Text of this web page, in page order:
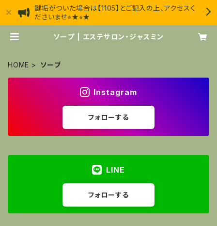
鍵垢がついた場合は【1105】とご記入の上、アクセスく
ださいませ⭐︎★⭐︎★
ソープ | エステサロン・ジャスミン
HOME ソープ
Instagram
フォローする
LINE
フォローする